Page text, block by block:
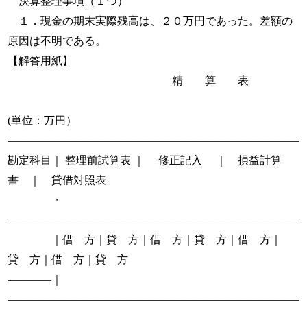
１．現金の期末実際残高は、２０万円であった。差額の
原因は不明である。
【解答用紙】
精 算 表
(単位：万円）
勘定科目｜ 整理前試算表 ｜ 修正記入 ｜ 損益計算
書 ｜ 貸借対照表
・
｜借 方｜貸 方｜借 方｜貸 方｜借 方｜
貸 方｜借 方｜貸 方
――――｜